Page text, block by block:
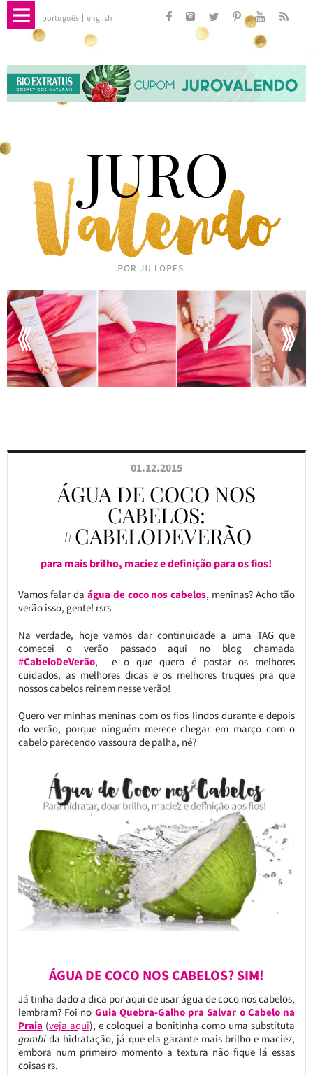
português english
01.12.2015
ÁGUA DE COCO NOS
CABELOS:
#CABELODEVERÃO
para mais brilho, maciez e definição para os fios!
Vamos falar da água de coco nos cabelos, meninas? Acho tão
verão isso, gente! rsrs
Na verdade, hoje vamos dar continuidade a uma TAG que
comecei o verão passado aqui no blog chamada
#CabeloDeVerão, e o que quero é postar os melhores
cuidados, as melhores dicas e os melhores truques pra que
nossos cabelos reinem nesse verão!
Quero ver minhas meninas com os fios lindos durante e depois
do verão, porque ninguém merece chegar em março com o
cabelo parecendo vassoura de palha, né?
ÁGUA DE COCO NOS CABELOS? SIM!
Já tinha dado a dica por aqui de usar água de coco nos cabelos,
lembram? Foi no Guia Quebra-Galho pra Salvar o Cabelo na
Praia (veja aqui), e coloquei a bonitinha como uma substituta
gambida hidratação, já que ela garante mais brilho e maciez,
embora num primeiro momento a textura não fique lá essas
coisas rs.